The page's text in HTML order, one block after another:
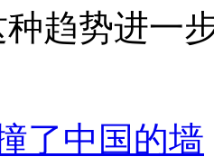
种趋势进一
了中国的墙